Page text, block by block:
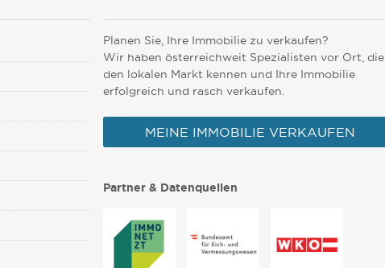
Planen Sie, Ihre Immobilie zu verkaufen?
Wir haben österreichweit Spezialisten vor Ort, die
den lokalen Markt kennen und Ihre Immobilie
erfolgreich und rasch verkaufen.
MEINE IMMOBILIE VERKAUFEN
Partner & Datenquellen